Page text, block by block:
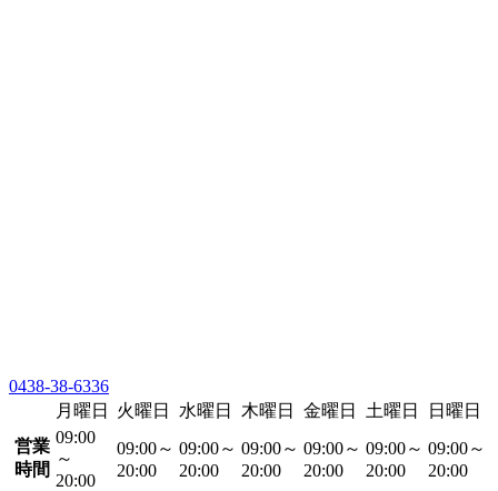
0438-38-6336
月曜日
火曜日 水曜日 木曜日 金曜日 土曜日
日曜日
営業
時間
09:00
～
20:00
09:00～
20:00
09:00～
20:00
09:00～
20:00
09:00～
20:00
09:00～
20:00
09:00～
20:00